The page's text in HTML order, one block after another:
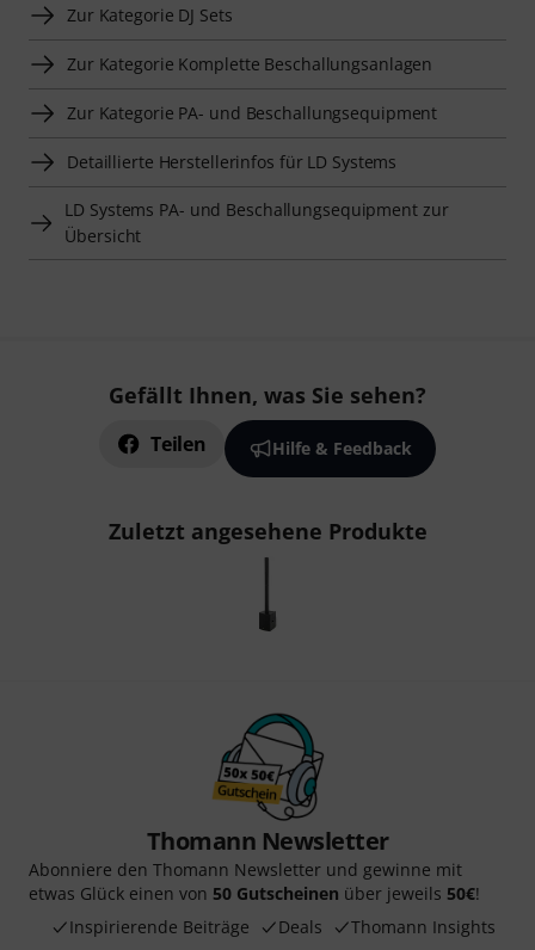
Zur Kategorie DJ Sets
Zur Kategorie Komplette Beschallungsanlagen
Zur Kategorie PA- und Beschallungsequipment
Detaillierte Herstellerinfos für LD Systems
LD Systems PA- und Beschallungsequipment zur
Übersicht
Gefällt Ihnen, was Sie sehen?
Teilen Hilfe & Feedback
Zuletzt angesehene Produkte
Thomann Newsletter
Abonniere den Thomann Newsletter und gewinne mit
etwas Glück einen von 50 Gutscheinen über jeweils 50€!
Inspirierende Beiträge
Deals Thomann Insights